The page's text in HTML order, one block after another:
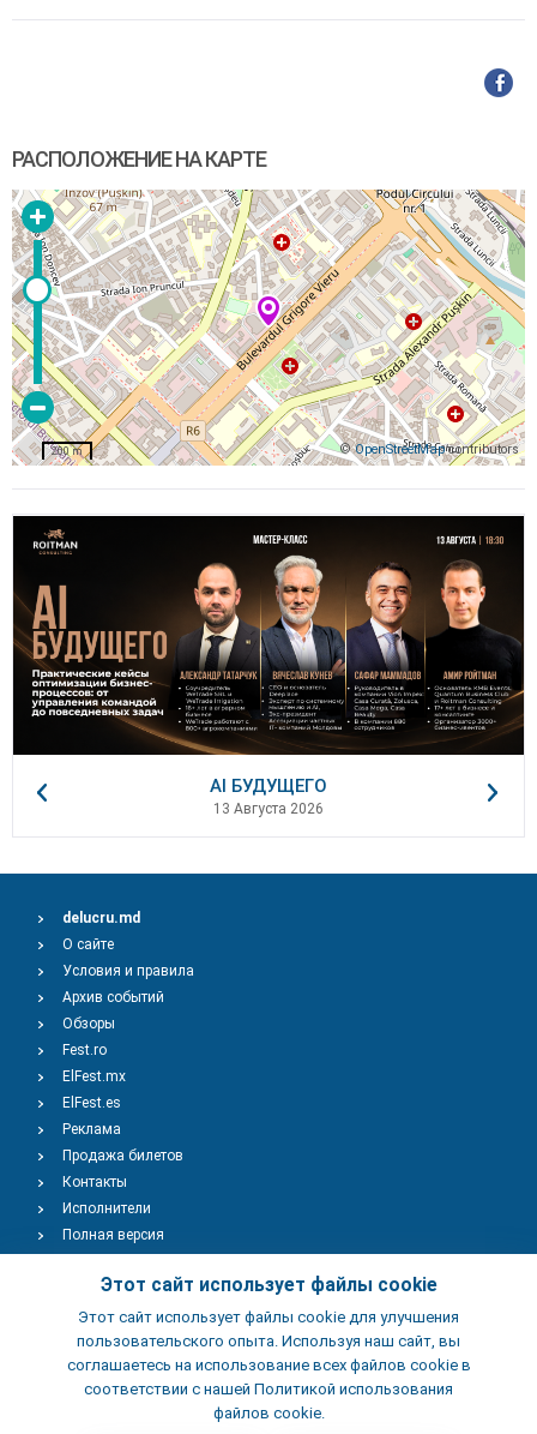
РАСПОЛОЖЕНИЕ НА КАРТЕ
©OpenStreetMapcontributors
200 m
AI БУДУЩЕГО
13 Августа 2026
Этот сайт использует файлы cookie
Этот сайт использует файлы cookie для улучшения
пользовательского опыта. Используя наш сайт, вы
соглашаетесь на использование всех файлов cookie в
соответствии с нашей Политикой использования
файлов cookie.
delucru.md
О сайте
Условия и правила
Архив событий
Обзоры
Fest.ro
ElFest.mx
ElFest.es
Реклама
Продажа билетов
Контакты
Исполнители
Полная версия
Добавить Событие
Добавить Заведение